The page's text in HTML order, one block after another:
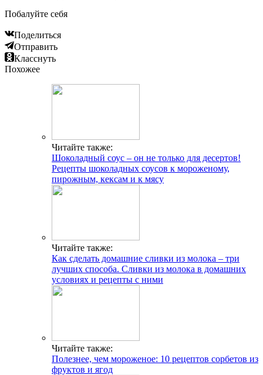
Побалуйте себя
Поделиться
Отправить
Класснуть
Похожее
Читайте также:
Шоколадный соус – он не только для десертов!
Рецепты шоколадных соусов к мороженому,
пирожным, кексам и к мясу
Читайте также:
Как сделать домашние сливки из молока – три
лучших способа. Сливки из молока в домашних
условиях и рецепты с ними
Читайте также:
Полезнее, чем мороженое: 10 рецептов сорбетов из
фруктов и ягод